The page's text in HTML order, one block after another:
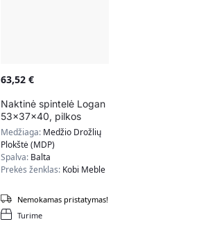
63,52 €
Naktinė spintelė Logan
53x37x40, pilkos
spalvos
Medžiaga: Medžio Drožlių
Plokštė (MDP)
Spalva: Balta
Prekės ženklas: Kobi Meble
Turime
Nemokamas pristatymas!